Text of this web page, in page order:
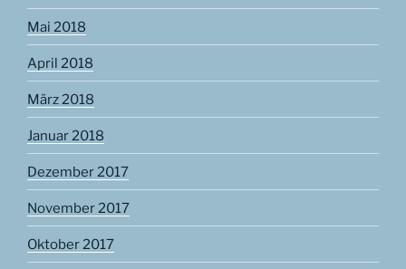
Mai 2018
April 2018
März 2018
Januar 2018
Dezember 2017
November 2017
Oktober 2017